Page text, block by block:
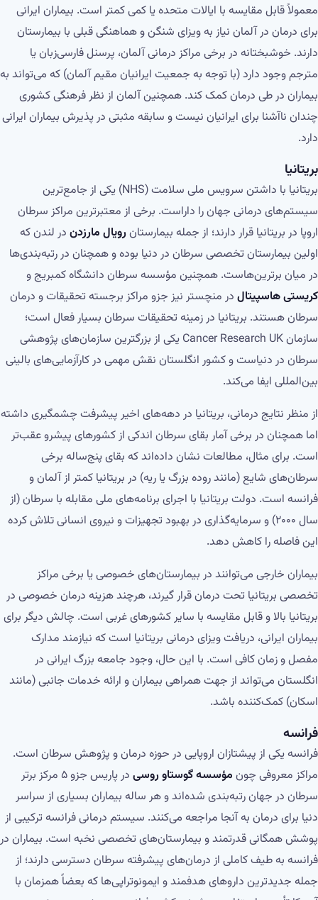
معمولاً قابل مقایسه با ایالات متحده یا کمی کمتر است. بیماران ایرانی
برای درمان در آلمان نیاز به ویزای شنگن و هماهنگی قبلی با بیمارستان
دارند. خوشبختانه در برخی مراکز درمانی آلمان، پرسنل فارسی‌زبان یا
مترجم وجود دارد (با توجه به جمعیت ایرانیان مقیم آلمان) که می‌تواند به
بیماران در طی درمان کمک کند. همچنین آلمان از نظر فرهنگی کشوری
چندان ناآشنا برای ایرانیان نیست و سابقه مثبتی در پذیرش بیماران ایرانی
دارد.
بریتانیا
بریتانیا با داشتن سرویس ملی سلامت (NHS) یکی از جامع‌ترین
سیستم‌های درمانی جهان را داراست. برخی از معتبرترین مراکز سرطان
اروپا در بریتانیا قرار دارند؛ از جمله بیمارستانرویال مارزدن در لندن که
اولین بیمارستان تخصصی سرطان در دنیا بوده و همچنان در رتبه‌بندی‌ها
در میان برترین‌هاست. همچنین مؤسسه سرطان دانشگاه کمبریج و
کریستی هاسپیتال در منچستر نیز جزو مراکز برجسته تحقیقات و درمان
سرطان هستند. بریتانیا در زمینه تحقیقات سرطان بسیار فعال است؛
سازمان Cancer Research UK یکی از بزرگترین سازمان‌های پژوهشی
سرطان در دنیاست و کشور انگلستان نقش مهمی در کارآزمایی‌های بالینی
بین‌المللی ایفا می‌کند.
از منظر نتایج درمانی، بریتانیا در دهه‌های اخیر پیشرفت چشمگیری داشته
اما همچنان در برخی آمار بقای سرطان اندکی از کشورهای پیشرو عقب‌تر
است. برای مثال، مطالعات نشان داده‌اند که بقای پنج‌ساله برخی
سرطان‌های شایع (مانند روده بزرگ یا ریه) در بریتانیا کمتر از آلمان و
فرانسه است. دولت بریتانیا با اجرای برنامه‌های ملی مقابله با سرطان (از
سال ۲۰۰۰) و سرمایه‌گذاری در بهبود تجهیزات و نیروی انسانی تلاش کرده
این فاصله را کاهش دهد.
بیماران خارجی می‌توانند در بیمارستان‌های خصوصی یا برخی مراکز
تخصصی بریتانیا تحت درمان قرار گیرند، هرچند هزینه درمان خصوصی در
بریتانیا بالا و قابل مقایسه با سایر کشورهای غربی است. چالش دیگر برای
بیماران ایرانی، دریافت ویزای درمانی بریتانیا است که نیازمند مدارک
مفصل و زمان کافی است. با این حال، وجود جامعه بزرگ ایرانی در
انگلستان می‌تواند از جهت همراهی بیماران و ارائه خدمات جانبی (مانند
اسکان) کمک‌کننده باشد.
فرانسه
فرانسه یکی از پیشتازان اروپایی در حوزه درمان و پژوهش سرطان است.
مراکز معروفی چون مؤسسه گوستاو روسی
در پاریس جزو ۵ مرکز برتر
سرطان در جهان رتبه‌بندی شده‌اند و هر ساله بیماران بسیاری از سراسر
دنیا برای درمان به آنجا مراجعه می‌کنند. سیستم درمانی فرانسه ترکیبی از
پوشش همگانی قدرتمند و بیمارستان‌های تخصصی نخبه است. بیماران در
فرانسه به طیف کاملی از درمان‌های پیشرفته سرطان دسترسی دارند؛ از
جمله جدیدترین داروهای هدفمند و ایمونوتراپی‌ها که بعضاً همزمان با